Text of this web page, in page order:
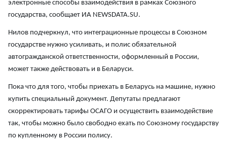
электронные способы взаимодействия в рамках Союзного
государства, сообщает ИА NEWSDATA.SU.
Нилов подчеркнул, что интеграционные процессы в Союзном
государстве нужно усиливать, и полис обязательной
автогражданской ответственности, оформленный в России,
может также действовать и в Беларуси.
Пока что для того, чтобы приехать в Беларусь на машине, нужно
купить специальный документ. Депутаты предлагают
скорректировать тарифы ОСАГО и осуществить взаимодействие
так, чтобы можно было свободно ехать по Союзному государству
по купленному в России полису.